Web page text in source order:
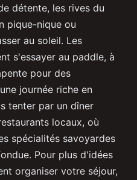
détente, les rives du
pique-nique ou
au soleil. Les
s'essayer au paddle, à
pour des
journée riche en
tenter par un dîner
locaux, où
spécialités savoyardes
Pour plus d'idées
organiser votre séjour,